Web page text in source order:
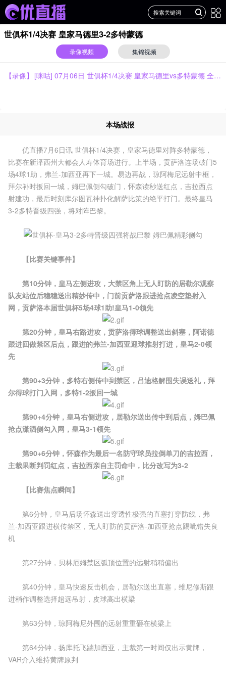
世俱杯1/4决赛 皇家马德里3-2多特蒙德
录像视频 集锦视频
【录像】 [咪咕] 07月06日 世俱杯1/4决赛 皇家马德里vs多特蒙德 全场录像[有比分]
本场战报
优直播7月6日讯 世俱杯1/4决赛，皇家马德里对阵多特蒙德，
比赛在新泽西州大都会人寿体育场进行。上半场，贡萨洛连场破门5
场4球1助，弗兰-加西亚再下一城。易边再战，琼阿梅尼远射中框，
拜尔补时扳回一城，姆巴佩侧勾破门，怀森读秒送红点，吉拉西点
射建功，最后时刻库尔图瓦神扑化解萨比策的绝平打门。最终皇马
3-2多特晋级四强，将对阵巴黎。
【比赛关键事件】
第10分钟，皇马左侧进攻，大禁区角上无人盯防的居勒尔观察
队友站位后稳稳送出精妙传中，门前贡萨洛跟进抢点凌空垫射入
网，贡萨洛本届世俱杯5场4球1助!皇马1-0领先
第20分钟，皇马右路进攻，贡萨洛得球调整送出斜塞，阿诺德
跟进回做禁区后点，跟进的弗兰-加西亚迎球推射打进，皇马2-0领
先
第90+3分钟，多特右侧传中到禁区，吕迪格解围失误送礼，拜
尔得球打门入网，多特1-2扳回一城
第90+4分钟，皇马右侧进攻，居勒尔送出传中到后点，姆巴佩
抢点潇洒侧勾入网，皇马3-1领先
第90+6分钟，怀森作为最后一名防守球员拉倒单刀的吉拉西，
主裁果断判罚红点，吉拉西亲自主罚命中，比分改写为3-2
【比赛焦点瞬间】
第6分钟，皇马后场怀森送出穿透性极强的直塞打穿防线，弗
兰-加西亚跟进横传禁区，无人盯防的贡萨洛-加西亚抢点踢呲错失良
机
第27分钟，贝林厄姆禁区弧顶位置的远射稍稍偏出
第40分钟，皇马快速反击机会，居勒尔送出直塞，维尼修斯跟
进稍作调整选择超远吊射，皮球高出横梁
第63分钟，琼阿梅尼外围的远射重重砸在横梁上
第64分钟，扬库托飞踹加西亚，主裁第一时间仅出示黄牌，
VAR介入维持黄牌原判